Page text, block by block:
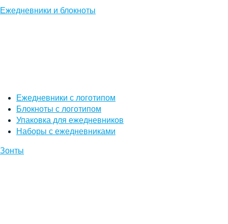
Ежедневники и блокноты
Ежедневники с логотипом
Блокноты с логотипом
Упаковка для ежедневников
Наборы с ежедневниками
Зонты